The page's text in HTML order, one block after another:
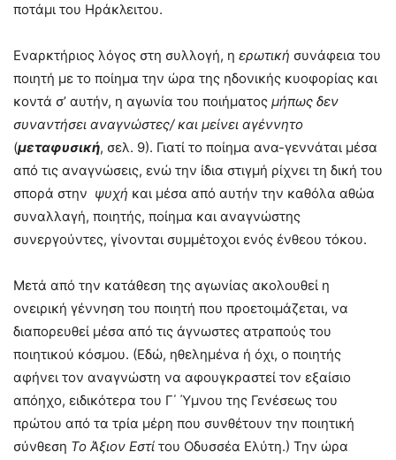
ποτάμι του Ηράκλειτου.
Εναρκτήριος λόγος στη συλλογή, η ερωτική συνάφεια του
ποιητή με το ποίημα την ώρα της ηδονικής κυοφορίας και
κοντά σ’ αυτήν, η αγωνία του ποιήματος μήπως δεν
συναντήσει αναγνώστες/ και μείνει αγέννητο
(μεταφυσική, σελ. 9). Γιατί το ποίημα ανα-γεννάται μέσα
από τις αναγνώσεις, ενώ την ίδια στιγμή ρίχνει τη δική του
σπορά στην ψυχή και μέσα από αυτήν την καθόλα αθώα
συναλλαγή, ποιητής, ποίημα και αναγνώστης
συνεργούντες, γίνονται συμμέτοχοι ενός ένθεου τόκου.
Μετά από την κατάθεση της αγωνίας ακολουθεί η
ονειρική γέννηση του ποιητή που προετοιμάζεται, να
διαπορευθεί μέσα από τις άγνωστες ατραπούς του
ποιητικού κόσμου. (Εδώ, ηθελημένα ή όχι, ο ποιητής
αφήνει τον αναγνώστη να αφουγκραστεί τον εξαίσιο
απόηχο, ειδικότερα του Γ΄ Ύμνου της Γενέσεως του
πρώτου από τα τρία μέρη που συνθέτουν την ποιητική
σύνθεση Το Άξιον Εστί του Οδυσσέα Ελύτη.) Την ώρα